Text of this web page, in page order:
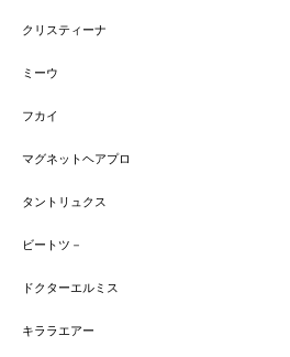
クリスティーナ
ミーウ
フカイ
マグネットヘアプロ
タントリュクス
ビートツ－
ドクターエルミス
キララエアー